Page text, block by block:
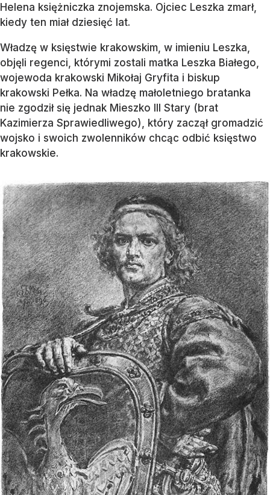
Helena księżniczka znojemska. Ojciec Leszka zmarł,
kiedy ten miał dziesięć lat.
Władzę w księstwie krakowskim, w imieniu Leszka,
objęli regenci, którymi zostali matka Leszka Białego,
wojewoda krakowski Mikołaj Gryfita i biskup
krakowski Pełka. Na władzę małoletniego bratanka
nie zgodził się jednak Mieszko III Stary (brat
Kazimierza Sprawiedliwego), który zaczął gromadzić
wojsko i swoich zwolenników chcąc odbić księstwo
krakowskie.